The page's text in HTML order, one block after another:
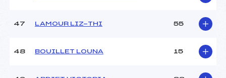
47 LAMOUR LIZ-THI 55
48 BOUILLET LOUNA 15